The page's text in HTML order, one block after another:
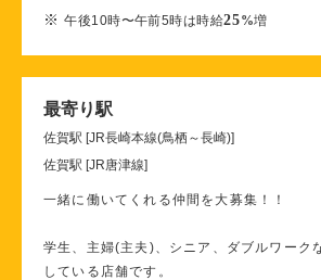
※午後10時〜午前5時は時給25%増
最寄り駅
佐賀駅 [JR長崎本線(鳥栖～長崎)]
佐賀駅 [JR唐津線]
一緒に働いてくれる仲間を大募集！！
学生、主婦(主夫)、シニア、ダブルワーク
している店舗です。